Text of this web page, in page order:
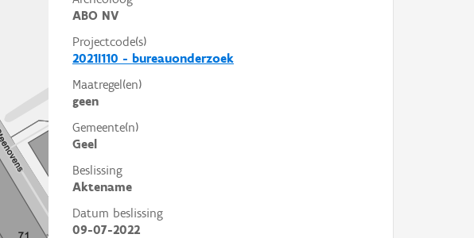
ABO NV
Projectcode(s)
2021I110 - bureauonderzoek
Maatregel(en)
geen
Gemeente(n)
Geel
Beslissing
Aktename
Datum beslissing
09-07-2022